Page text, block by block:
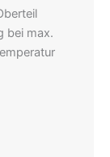
bei max.